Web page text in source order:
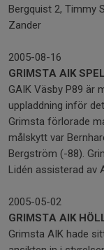
Bergquist 2, Timmy
Zander
2005-08-16
GRIMSTA AIK
GAIK Väsby P89 är
uppladdning inför
Grimsta förlorade
målskytt var
Bergström (-88).
Lidén assisterad av
2005-05-02
GRIMSTA AIK
Grimsta AIK hade